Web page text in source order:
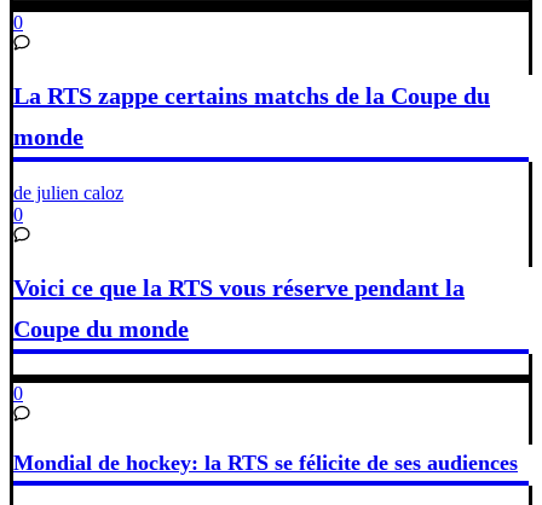
0
La RTS zappe certains matchs de la Coupe du
monde
de julien caloz
0
Voici ce que la RTS vous réserve pendant la
Coupe du monde
0
Mondial de hockey: la RTS se félicite de ses audiences